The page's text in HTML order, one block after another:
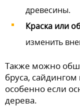
древесины.
Краска или
изменить
Также можно
бруса,
особенно если
дерева.